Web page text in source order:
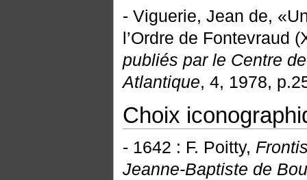
- Viguerie, Jean de,
l’Ordre de Fontevraud
publiés par le Centre
Atlantique, 4, 1978,
Choix
- 1642 : F. Poitty,
Jeanne-Baptiste de